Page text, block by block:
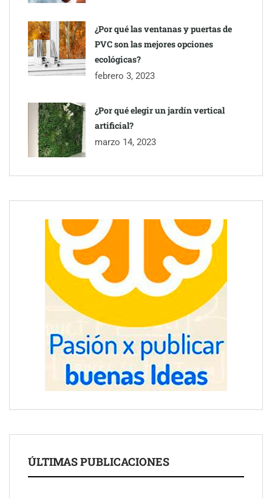
¿Por qué las ventanas y puertas de
PVC son las mejores opciones
ecológicas?
febrero 3, 2023
¿Por qué elegir un jardín vertical
artificial?
marzo 14, 2023
ÚLTIMAS PUBLICACIONES